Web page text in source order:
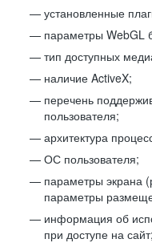
установленные
параметры WebGL
тип доступных
наличие ActiveX;
перечень
пользователя;
архитектура
ОС пользователя;
параметры экрана
параметры
информация об
при доступе на сайт;